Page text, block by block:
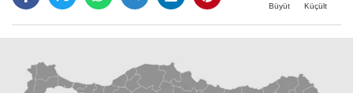
Büyüt Küçült